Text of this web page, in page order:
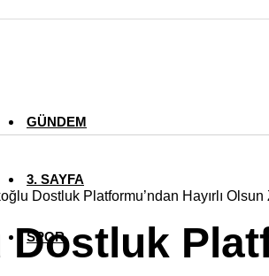
GÜNDEM
3. SAYFA
SPOR
Dostluk Platformu’ndan Hayırlı Olsun